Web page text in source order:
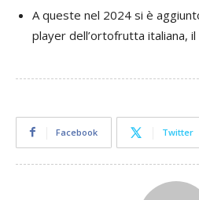
A queste nel 2024 si è
player dell’ortofrutta italiana, il
Facebook Twitter